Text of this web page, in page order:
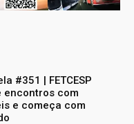
#351 | FETCESP
encontros com
e começa com